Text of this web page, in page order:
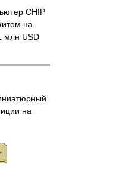
CHIP
на
млн USD
на